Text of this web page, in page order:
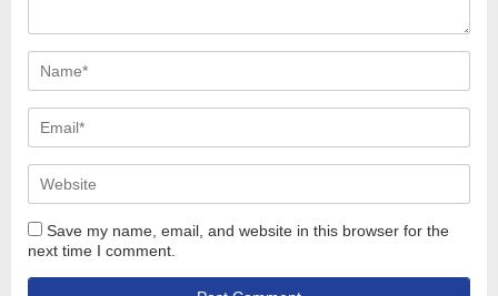
Save my name, email, and website in this browser for the
next time I comment.